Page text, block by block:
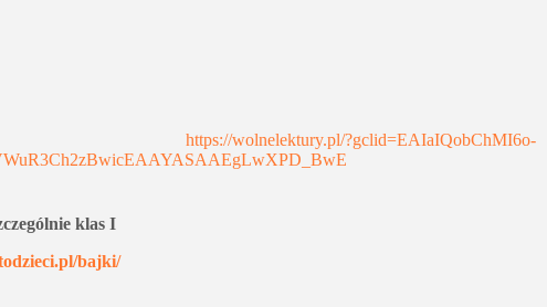
https://wolnelektury.pl/?gclid=EAIaIQobChMI6o-
klas I
bajki/